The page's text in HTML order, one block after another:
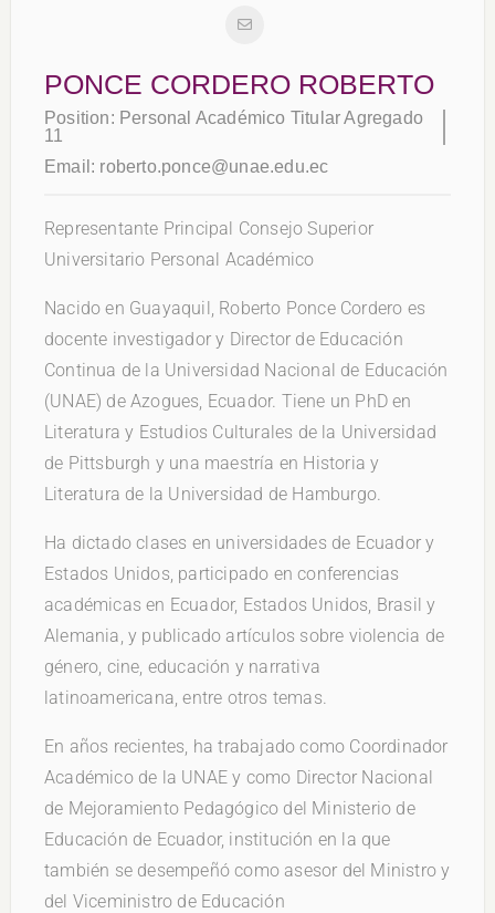
PONCE CORDERO ROBERTO
Position: Personal Académico Titular Agregado
11
Email: roberto.ponce@unae.edu.ec
Representante Principal Consejo Superior
Universitario Personal Académico
Nacido en Guayaquil, Roberto Ponce Cordero es
docente investigador y Director de Educación
Continua de la Universidad Nacional de Educación
(UNAE) de Azogues, Ecuador. Tiene un PhD en
Literatura y Estudios Culturales de la Universidad
de Pittsburgh y una maestría en Historia y
Literatura de la Universidad de Hamburgo.
Ha dictado clases en universidades de Ecuador y
Estados Unidos, participado en conferencias
académicas en Ecuador, Estados Unidos, Brasil y
Alemania, y publicado artículos sobre violencia de
género, cine, educación y narrativa
latinoamericana, entre otros temas.
En años recientes, ha trabajado como Coordinador
Académico de la UNAE y como Director Nacional
de Mejoramiento Pedagógico del Ministerio de
Educación de Ecuador, institución en la que
también se desempeñó como asesor del Ministro y
del Viceministro de Educación